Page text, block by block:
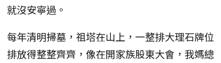
就沒安寧過。
每年清明掃墓，祖塔在山上，一整排大理石牌位
排放得整整齊齊，像在開家族股東大會，我媽總